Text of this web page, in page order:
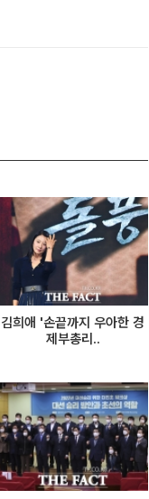
명인 후보로 추천, '녹
김희애 '손끝까지 우아한 경
제부총리..